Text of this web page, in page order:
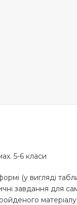
5-6 класи
(у вигляді
завдання для